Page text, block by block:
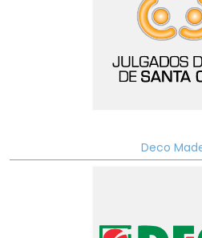
Deco